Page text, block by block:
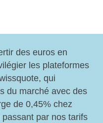
des euros en
les plateformes
qui
du marché avec des
de 0,45% chez
par nos tarifs